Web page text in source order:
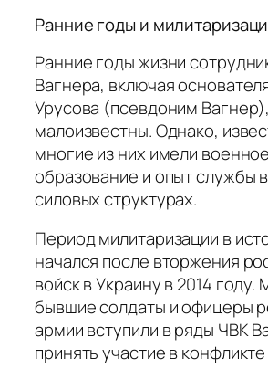
Ранние годы и
Ранние годы жизни
Вагнера, включая
Урусова (псевдоним Вагнер),
малоизвестны. Однако,
многие из них имели военное
образование и опыт службы
силовых структурах.
Период милитаризации в
начался после вторжения
войск в Украину в 2014 году.
бывшие солдаты и офицеры
армии вступили в ряды ЧВК
принять участие в